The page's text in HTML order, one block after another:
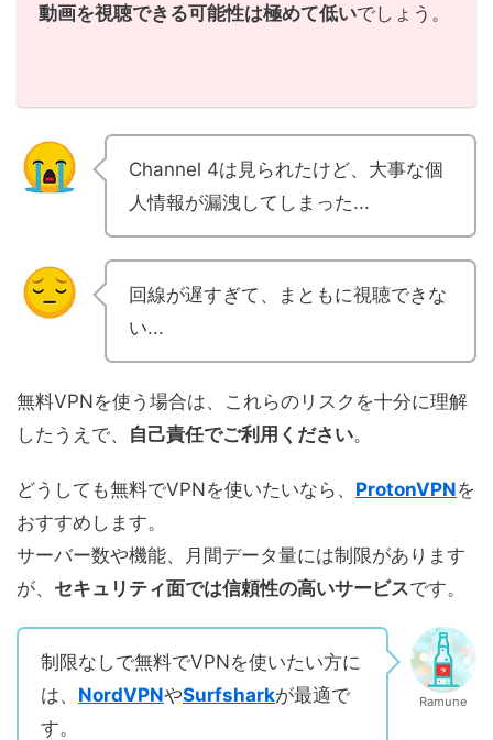
動画を視聴できる可能性は極めて低いでしょう。
Channel 4は見られたけど、大事な個
人情報が漏洩してしまった...
回線が遅すぎて、まともに視聴できな
い...
無料VPNを使う場合は、これらのリスクを十分に理解
したうえで、 自己責任でご利用ください。
どうしても無料でVPNを使いたいなら、 ProtonVPNを
おすすめします。
サーバー数や機能、月間データ量には制限があります
が、 セキュリティ面では信頼性の高いサービスです。
制限なしで無料でVPNを使いたい方に
は、 NordVPNやSurfsharkが最適で
す。
Ramune